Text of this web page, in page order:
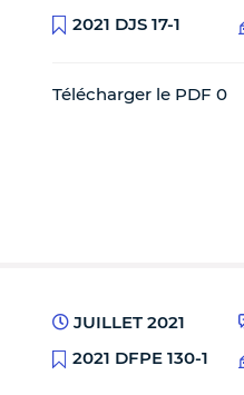
2021 DJS 17-1
Télécharger le PDF 0
JUILLET 2021
2021 DFPE 130-1